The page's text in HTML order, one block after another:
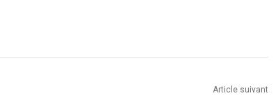
Article suivant